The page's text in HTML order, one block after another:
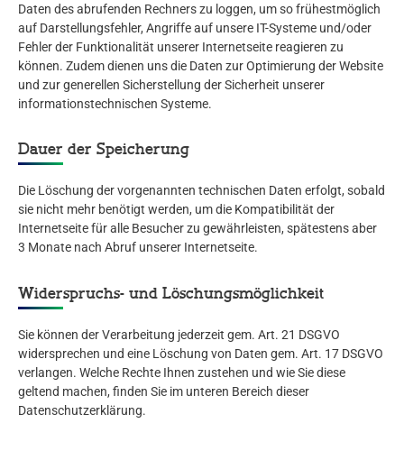
Daten des abrufenden Rechners zu loggen, um so frühestmöglich
auf Darstellungsfehler, Angriffe auf unsere IT-Systeme und/oder
Fehler der Funktionalität unserer Internetseite reagieren zu
können. Zudem dienen uns die Daten zur Optimierung der Website
und zur generellen Sicherstellung der Sicherheit unserer
informationstechnischen Systeme.
Dauer der Speicherung
Die Löschung der vorgenannten technischen Daten erfolgt, sobald
sie nicht mehr benötigt werden, um die Kompatibilität der
Internetseite für alle Besucher zu gewährleisten, spätestens aber
3 Monate nach Abruf unserer Internetseite.
Widerspruchs- und Löschungsmöglichkeit
Sie können der Verarbeitung jederzeit gem. Art. 21 DSGVO
widersprechen und eine Löschung von Daten gem. Art. 17 DSGVO
verlangen. Welche Rechte Ihnen zustehen und wie Sie diese
geltend machen, finden Sie im unteren Bereich dieser
Datenschutzerklärung.